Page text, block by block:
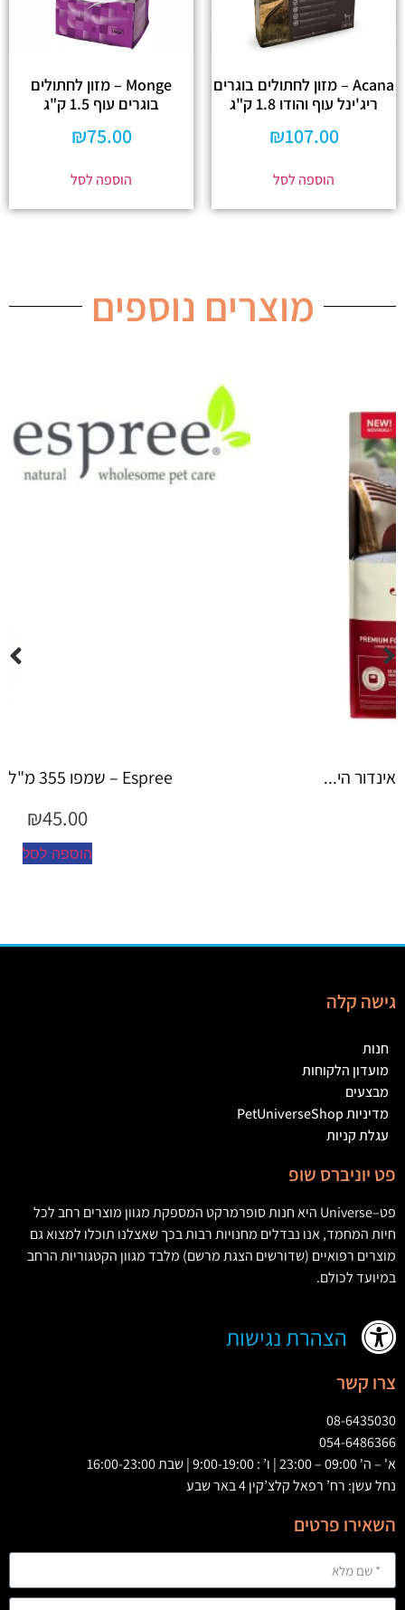
Acana – מזון לחתולים בוגרים
ריג'ינל עוף והודו 1.8 ק"ג
₪107.00
הוספה לסל
Monge – מזון לחתולים
בוגרים עוף 1.5 ק"ג
₪75.00
הוספה לסל
מוצרים נוספים
גישה קלה
חנות
מועדון הלקוחות
מבצעים
מדיניות PetUniverseShop
עגלת קניות
פט יוניברס שופ
פט–
Universe היא חנות סופרמרקט המספקת מגוון מוצרים רחב לכל
חיות המחמד,אנו נבדלים מחנויות רבות בכך שאצלנו תוכלו למצוא גם
מוצרים רפואיים (שדורשים הצגת מרשם) מלבד מגוון הקטגוריות הרחב
במיועד לכולם.
הצהרת נגישות
צרו קשר
08-6435030
054-6486366
א' – ה' 09:00 – 23:00 | ו’ : 9:00-19:00 | שבת 16:00-23:00
נחל עשן: רח’ רפאל קלצ’קין 4 באר שבע
השאירו פרטים